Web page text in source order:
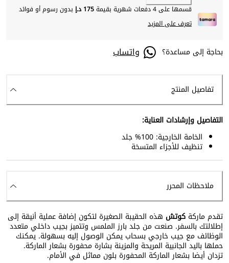
قسمها على 4 دفعات شهرية بقيمة
175 د.إ
بدون رسوم أو فوائد
تعرف على المزيد
بحاجة إلى مساعدة؟ واتساب
تفاصيل المنتج
التفاصيل وإرشادات العناية:
الخامة الخارجية: 100% جلد
تنظيف للأجزاء المتسخة
ملاحظات المحرر
تقدم ماركة كوتش هذه الحقيبة الصغيرة لتكون إضافة عملية أنيقة إلى
إطلالتك بالسفر. صنعت من جلد بارز الملمس وتتميز بجيب داخلي متعدد
الوظائف مع جيب خارجي بسحاب يمكن الوصول إليه بسهولة. يمكنك
حملها باليد الجانبية المريحة والمزينة بشارة محفورة بشعار الماركة.
تزدان أيضا بشعار الماركة المحفورة بلون مماثل في الأمام.